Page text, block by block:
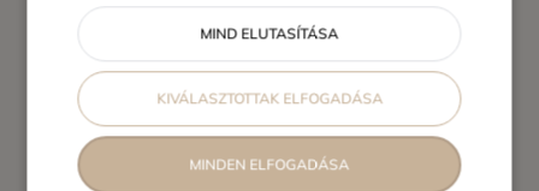
VIGYÉL ODA
1
MIND ELUTASÍTÁSA
KIVÁLASZTOTTAK ELFOGADÁSA
MINDEN ELFOGADÁSA